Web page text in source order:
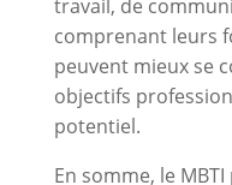
travail, de
comprenant leurs
peuvent mieux se
objectifs
potentiel.
En somme, le